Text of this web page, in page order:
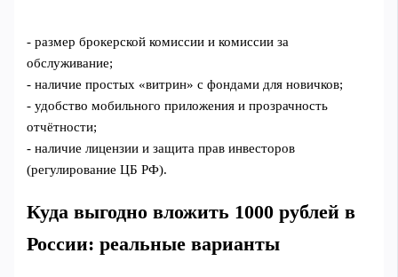
- размер брокерской комиссии и комиссии за
обслуживание;
- наличие простых «витрин» с фондами для новичков;
- удобство мобильного приложения и прозрачность
отчётности;
- наличие лицензии и защита прав инвесторов
(регулирование ЦБ РФ).
Куда выгодно вложить 1000 рублей в
России: реальные варианты